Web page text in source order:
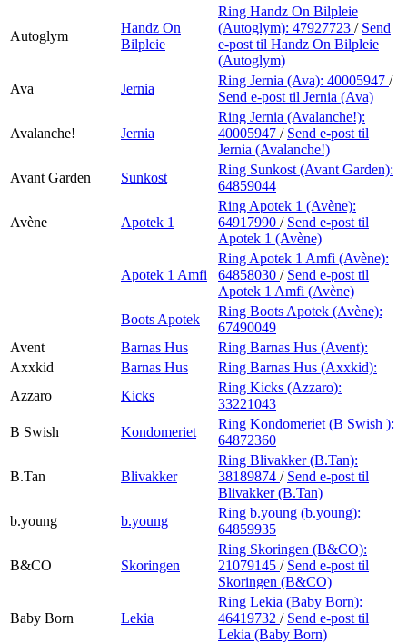
Autoglym
Handz On
Bilpleie
Ring Handz On Bilpleie
(Autoglym): 47927723 / Send
e-post til Handz On Bilpleie
(Autoglym)
Ava
Jernia
Ring Jernia (Ava): 40005947 /
Send e-post til Jernia (Ava)
Avalanche! Jernia
Ring Jernia (Avalanche!):
40005947 / Send e-post til
Jernia (Avalanche!)
Avant Garden
Sunkost
Ring Sunkost (Avant Garden):
64859044
Avène Apotek 1
Ring Apotek 1 (Avène):
64917990 / Send e-post til
Apotek 1 (Avène)
Apotek 1 Amfi
Ring Apotek 1 Amfi (Avène):
64858030 / Send e-post til
Apotek 1 Amfi (Avène)
Boots Apotek
Ring Boots Apotek (Avène):
67490049
Avent
Barnas Hus
Ring Barnas Hus (Avent):
Axxkid
Barnas Hus
Ring Barnas Hus (Axxkid):
Azzaro
Kicks
Ring Kicks (Azzaro):
33221043
B Swish
Kondomeriet
Ring Kondomeriet (B Swish ):
64872360
B.Tan Blivakker
Ring Blivakker (B.Tan):
38189874 / Send e-post til
Blivakker (B.Tan)
b.young
b.young
Ring b.young (b.young):
64859935
B&CO Skoringen
Ring Skoringen (B&CO):
21079145 / Send e-post til
Skoringen (B&CO)
Baby Born Lekia
Ring Lekia (Baby Born):
46419732 / Send e-post til
Lekia (Baby Born)